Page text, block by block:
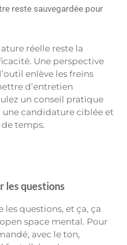
reste sauvegardée pour
réelle reste la
Une perspective
enlève les freins
d’entretien
un conseil pratique
candidature ciblée et
temps.
les questions
les questions, et ça, ça
space mental. Pour
avec le ton,